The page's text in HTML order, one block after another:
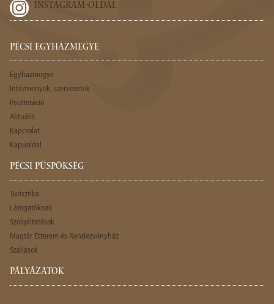
INSTAGRAM-OLDAL
PÉCSI EGYHÁZMEGYE
Egyházmegye
Intézmények, szervezetek
Pasztoráció
Aktuális
Kapcsolat
Kapuoldal
PÉCSI PÜSPÖKSÉG
Turisztika
Látogatóknak
Szolgáltatások
Magtár Étterem és Rendezvényház
Szállások
PÁLYÁZATOK